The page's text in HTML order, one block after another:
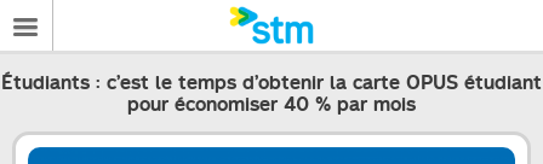
Étudiants : c’est le temps d’obtenir la carte OPUS étudiant
pour économiser 40 % par mois